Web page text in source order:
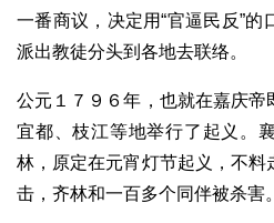
一番商议，决定用“官逼民反”的
派出教徒分头到各地去联络。
公元１７９６年，也就在嘉庆
宜都、枝江等地举行了起义。
林，原定在元宵灯节起义，不
击，齐林和一百多个同伴被杀害。